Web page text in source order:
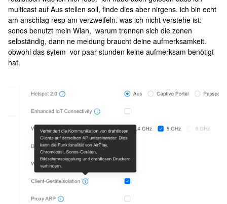
multicast auf Aus stellen soll, finde dies aber nirgens. ich bin echt
am anschlag resp am verzweifeln. was ich nicht verstehe ist:
sonos benutzt mein Wlan, warum trennen sich die zonen
selbständig, dann ne meldung braucht deine aufmerksamkeit.
obwohl das sytem vor paar stunden keine aufmerksam benötigt
hat.